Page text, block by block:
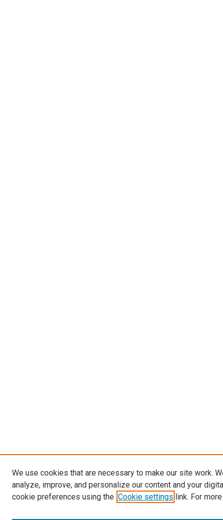
We use cookies that are necessary to make our site work.
analyze, improve, and personalize our content and your
cookie preferences using the Cookie settings link. For